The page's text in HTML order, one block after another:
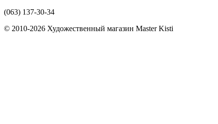
(063) 137-30-34
© 2010-2026 Художественный магазин Master Kisti